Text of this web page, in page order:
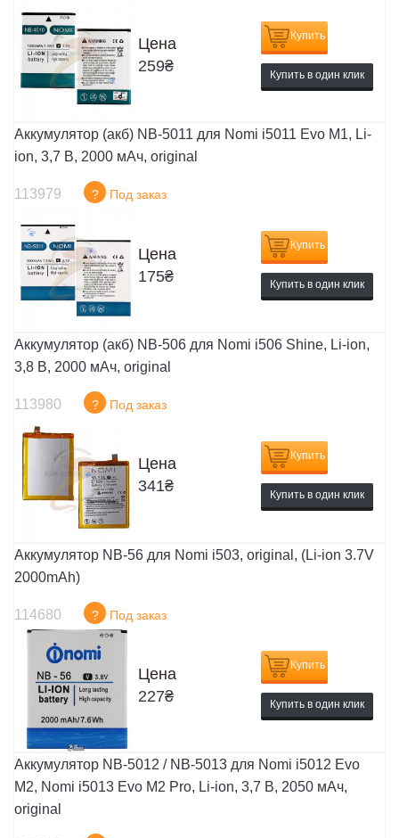
Цена
259₴
Купить
Купить в один клик
Аккумулятор (акб) NB-5011 для Nomi i5011 Evo M1, Li-
ion, 3,7 В, 2000 мАч, original
113979 ? Под заказ
Цена
175₴
Купить
Купить в один клик
Аккумулятор (акб) NB-506 для Nomi i506 Shine, Li-ion,
3,8 В, 2000 мАч, original
113980 ? Под заказ
Цена
341₴
Купить
Купить в один клик
Аккумулятор NB-56 для Nomi i503, original, (Li-ion 3.7V
2000mAh)
114680 ? Под заказ
Цена
227₴
Купить
Купить в один клик
Аккумулятор NB-5012 / NB-5013 для Nomi i5012 Evo
M2, Nomi i5013 Evo M2 Pro, Li-ion, 3,7 В, 2050 мАч,
original